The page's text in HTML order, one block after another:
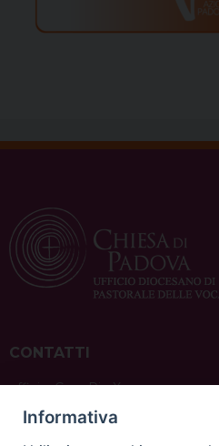
CONTATTI
ufficio: Casa Pio X
via Bonporti, 20 – 35141 Padova
tel: +39 351 619 2354
Informativa